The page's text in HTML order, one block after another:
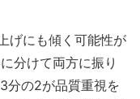
げにも傾く可能性が
分けて両方に振り
分の2が品質重視を